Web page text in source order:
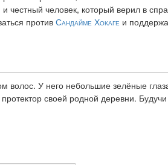
честный человек, который верил в
против Сандайме Хокаге и
волос. У него небольшие зелёные
своей родной деревни. Будучи